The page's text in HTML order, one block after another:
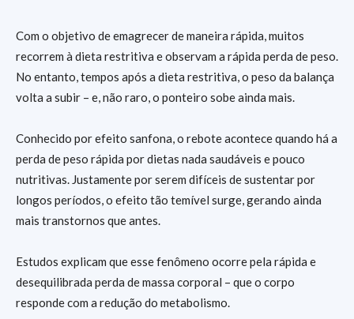
Com o objetivo de emagrecer de maneira rápida, muitos
recorrem à dieta restritiva e observam a rápida perda de peso.
No entanto, tempos após a dieta restritiva, o peso da balança
volta a subir – e, não raro, o ponteiro sobe ainda mais.
Conhecido por efeito sanfona, o rebote acontece quando há a
perda de peso rápida por dietas nada saudáveis e pouco
nutritivas. Justamente por serem difíceis de sustentar por
longos períodos, o efeito tão temível surge, gerando ainda
mais transtornos que antes.
Estudos explicam que esse fenômeno ocorre pela rápida e
desequilibrada perda de massa corporal – que o corpo
responde com a redução do metabolismo.